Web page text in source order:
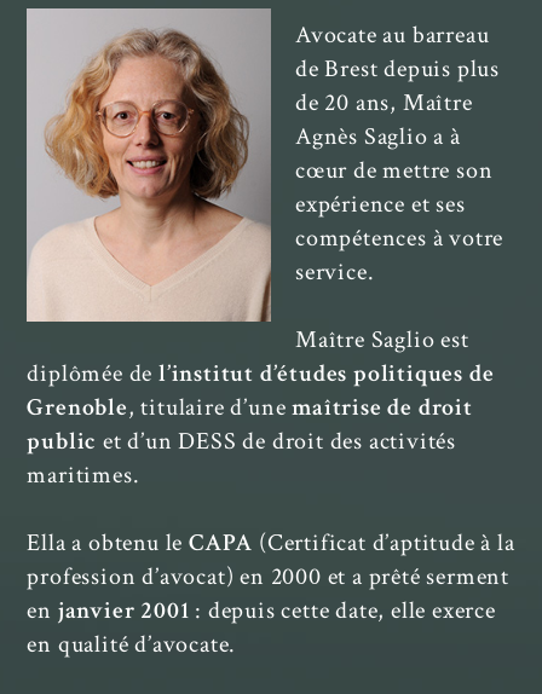
Avocate au barreau
de Brest depuis plus
de 20 ans, Maître
Agnès Saglio a à
cœur de mettre son
expérience et ses
compétences à votre
service.
Maître Saglio est
diplômée de l’institut d’études politiques de
Grenoble, titulaire d’unemaîtrise de droit
public et d’un DESS de droit des activités
maritimes.
Ella a obtenu le CAPA (Certificat d’aptitude à la
profession d’avocat) en 2000 et a prêté serment
en janvier 2001 : depuis cette date, elle exerce
en qualité d’avocate.